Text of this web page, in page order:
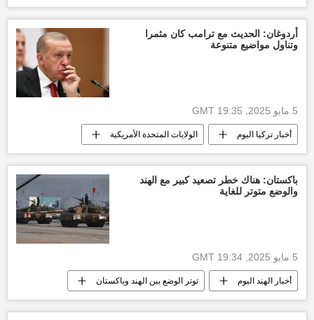
سلطنة عمان الجزائر الأخبار
أردوغان: الحديث مع ترامب كان مثمرا
وتناول مواضيع متنوعة
5 مايو 2025, 19:35 GMT
أخبار تركيا اليوم الولايات المتحدة الأمريكية
العالم أخبار العالم الآن
باكستان: هناك خطر تصعيد كبير مع الهند
والوضع متوتر للغاية
5 مايو 2025, 19:34 GMT
أخبار الهند اليوم توتر الوضع بين الهند وباكستان
تصاعد التوتر بين الهند وباكستان (2) باكستان